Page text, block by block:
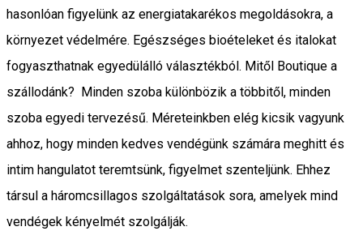
hasonlóan figyelünk az energiatakarékos megoldásokra, a
környezet védelmére. Egészséges bioételeket és italokat
fogyaszthatnak egyedülálló választékból. Mitől Boutique a
szállodánk? Minden szoba különbözik a többitől, minden
szoba egyedi tervezésű. Méreteinkben elég kicsik vagyunk
ahhoz, hogy minden kedves vendégünk számára meghitt és
intim hangulatot teremtsünk, figyelmet szenteljünk. Ehhez
társul a háromcsillagos szolgáltatások sora, amelyek mind
vendégek kényelmét szolgálják.